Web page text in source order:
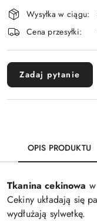
i
dostawa
Wysyłka w ciągu:
Cena przesyłki:
Zadaj pytanie
OPIS PRODUKTU
Tkanina cekinowa
Cekiny układają się
wydłużają sylwetkę.